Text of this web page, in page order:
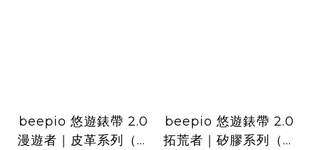
beepio 悠遊錶帶 2.0
漫遊者｜皮革系列（一
beepio 悠遊錶帶 2.0
拓荒者｜矽膠系列（一